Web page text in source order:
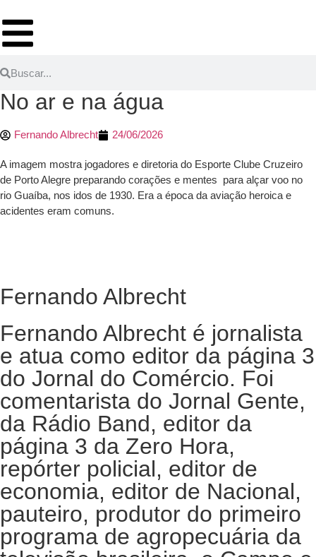
No ar e na água
Fernando Albrecht 24/06/2026
A imagem mostra jogadores e diretoria do Esporte Clube Cruzeiro
de Porto Alegre preparando corações e mentes para alçar voo no
rio Guaíba, nos idos de 1930. Era a época da aviação heroica e
acidentes eram comuns.
Fernando Albrecht
Fernando Albrecht é jornalista
e atua como editor da página 3
do Jornal do Comércio. Foi
comentarista do Jornal Gente,
da Rádio Band, editor da
página 3 da Zero Hora,
repórter policial, editor de
economia, editor de Nacional,
pauteiro, produtor do primeiro
programa de agropecuária da